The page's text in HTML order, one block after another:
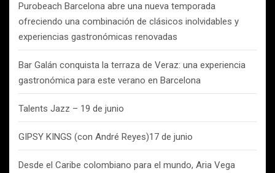
Purobeach Barcelona abre una nueva temporada
ofreciendo una combinación de clásicos inolvidables y
experiencias gastronómicas renovadas
Bar Galán conquista la terraza de Veraz: una experiencia
gastronómica para este verano en Barcelona
Talents Jazz – 19 de junio
GIPSY KINGS (con André Reyes)17 de junio
Desde el Caribe colombiano para el mundo, Aria Vega